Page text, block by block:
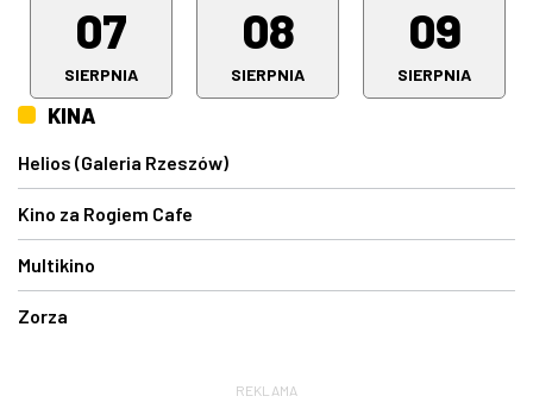
07
SIERPNIA
08
SIERPNIA
09
SIERPNIA
KINA
Helios (Galeria Rzeszów)
Kino za Rogiem Cafe
Multikino
Zorza
REKLAMA